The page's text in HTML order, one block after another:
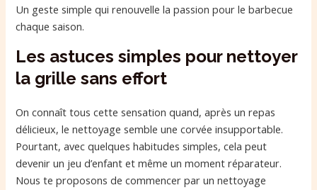
Un geste simple qui renouvelle la passion pour le barbecue
chaque saison.
Les astuces simples pour nettoyer
la grille sans effort
On connaît tous cette sensation quand, après un repas
délicieux, le nettoyage semble une corvée insupportable.
Pourtant, avec quelques habitudes simples, cela peut
devenir un jeu d’enfant et même un moment réparateur.
Nous te proposons de commencer par un nettoyage